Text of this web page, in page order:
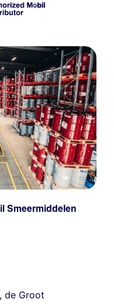
Smeermiddelen
,de Groot